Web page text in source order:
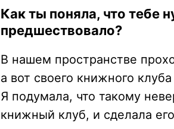
Как ты поняла, что тебе
предшествовало?
В нашем пространстве
а вот своего книжного
Я подумала, что такому
книжный клуб, и сделала